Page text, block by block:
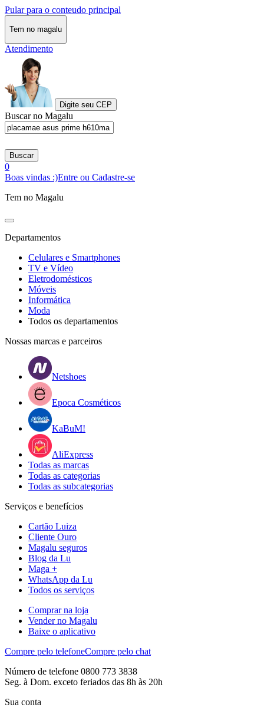
Pular para o conteudo principal
Tem no magalu
Atendimento
Digite seu CEP
Buscar no Magalu
Buscar
0
Boas vindas :)Entre ou Cadastre-se
Tem no Magalu
Departamentos
Celulares e Smartphones
TV e Vídeo
Eletrodomésticos
Móveis
Informática
Moda
Todos os departamentos
Nossas marcas e parceiros
Netshoes
Epoca Cosméticos
KaBuM!
AliExpress
Todas as marcas
Todas as categorias
Todas as subcategorias
Serviços e benefícios
Cartão Luiza
Cliente Ouro
Magalu seguros
Blog da Lu
Maga +
WhatsApp da Lu
Todos os serviços
Comprar na loja
Vender no Magalu
Baixe o aplicativo
Compre pelo telefoneCompre pelo chat
Número de telefone 0800 773 3838
Seg. à Dom. exceto feriados das 8h às 20h
Sua conta